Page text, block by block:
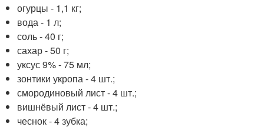
огурцы - 1,1 кг;
вода - 1 л;
соль - 40 г;
сахар - 50 г;
уксус 9% - 75 мл;
зонтики укропа - 4 шт.;
смородиновый лист - 4 шт.;
вишнёвый лист - 4 шт.;
чеснок - 4 зубка;